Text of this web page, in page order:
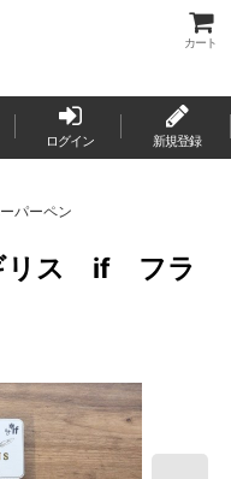
カート
ログイン 新規登録
パーペン
リス if フラ